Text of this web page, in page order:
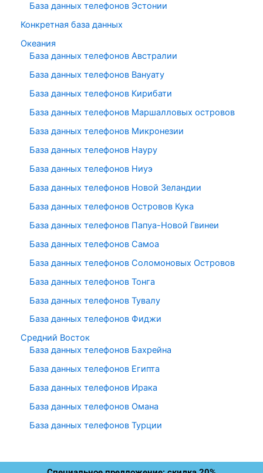
База данных телефонов Эстонии
Конкретная база данных
Океания
База данных телефонов Австралии
База данных телефонов Вануату
База данных телефонов Кирибати
База данных телефонов Маршалловых островов
База данных телефонов Микронезии
База данных телефонов Науру
База данных телефонов Ниуэ
База данных телефонов Новой Зеландии
База данных телефонов Островов Кука
База данных телефонов Папуа-Новой Гвинеи
База данных телефонов Самоа
База данных телефонов Соломоновых Островов
База данных телефонов Тонга
База данных телефонов Тувалу
База данных телефонов Фиджи
Средний Восток
База данных телефонов Бахрейна
База данных телефонов Египта
База данных телефонов Ирака
База данных телефонов Омана
База данных телефонов Турции